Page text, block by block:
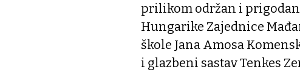
prilikom održan i
Hungarike Zajednice
škole Jana Amosa
i glazbeni sastav Tenkes